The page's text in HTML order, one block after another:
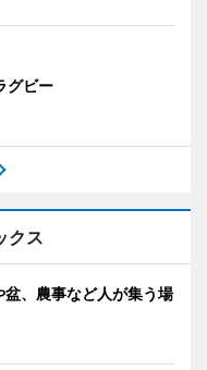
グビー
クス
、農事など人が集う場